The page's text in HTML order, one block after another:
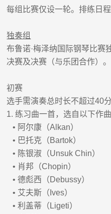
每组比赛仅设一轮。排练日
独奏组
布鲁诺·梅泽纳国际钢琴比赛
决赛及决赛（与乐团合作）。
初赛
选手需演奏总时长不超过40
1.练习曲一首，选自以下作
• 阿尔康（Alkan）
• 巴托克（Bartok）
• 陈银淑（Unsuk Chin）
• 肖邦（Chopin）
•德彪西（Debussy）
• 艾夫斯（ Ives）
•利盖蒂（ Ligeti）